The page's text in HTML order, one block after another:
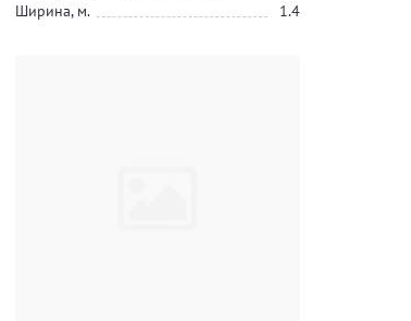
Ширина, м.
1.4